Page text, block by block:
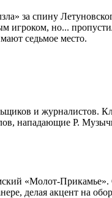
за спину
игроком, но...
седьмое место.
и журналистов.
нападающие Р.
«Молот-Прикамье».
делая акцент на